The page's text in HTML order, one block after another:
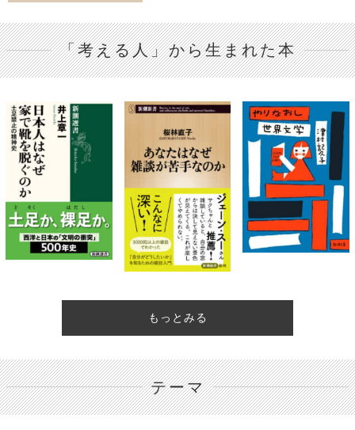
「考える人」から生まれた本
もっとみる
テーマ